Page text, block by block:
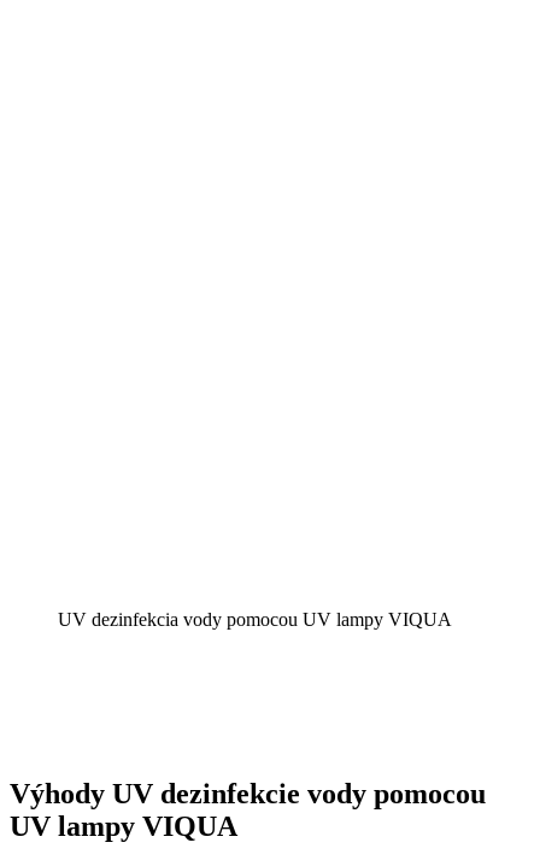
UV dezinfekcia vody pomocou UV lampy VIQUA
Výhody UV dezinfekcie vody pomocou
UV lampy VIQUA